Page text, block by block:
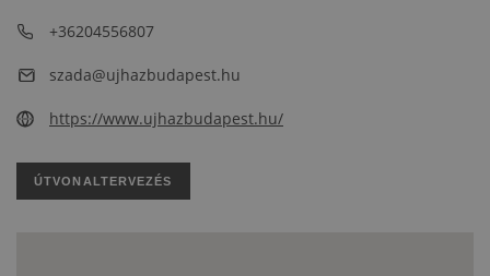
+36204556807
szada@ujhazbudapest.hu
https://www.ujhazbudapest.hu/
ÚTVONALTERVEZÉS